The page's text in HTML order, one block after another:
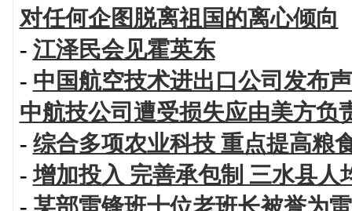
对任何企图脱离祖国的离心倾向
- 江泽民会见霍英东
- 中国航空技术进出口公司发布
中航技公司遭受损失应由美方负
- 综合多项农业科技 重点提高粮
-增加投入 完善承包制 三水县人